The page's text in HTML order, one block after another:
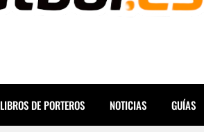
LIBROS DE PORTEROS NOTICIAS GUÍAS